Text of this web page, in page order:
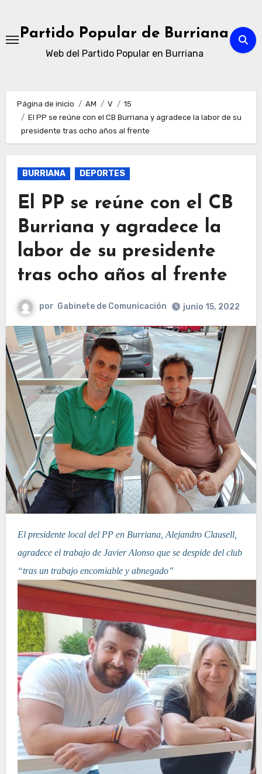
contenidoPartido Popular de Burriana
Web del Partido Popular en Burriana
Página de inicio AM V
15
El PP se reúne con el CB Burriana y agradece la labor de su
presidente tras ocho años al frente
BURRIANA DEPORTES
El PP se reúne con el CB
Burriana y agradece la
labor de su presidente
tras ocho años al frente
por Gabinete de Comunicación junio 15, 2022
El presidente local del PP en Burriana, Alejandro Clausell,
agradece el trabajo de Javier Alonso que se despide del club
“tras un trabajo encomiable y abnegado”